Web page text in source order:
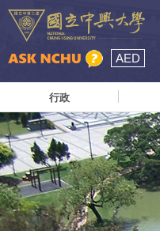
AED
行政